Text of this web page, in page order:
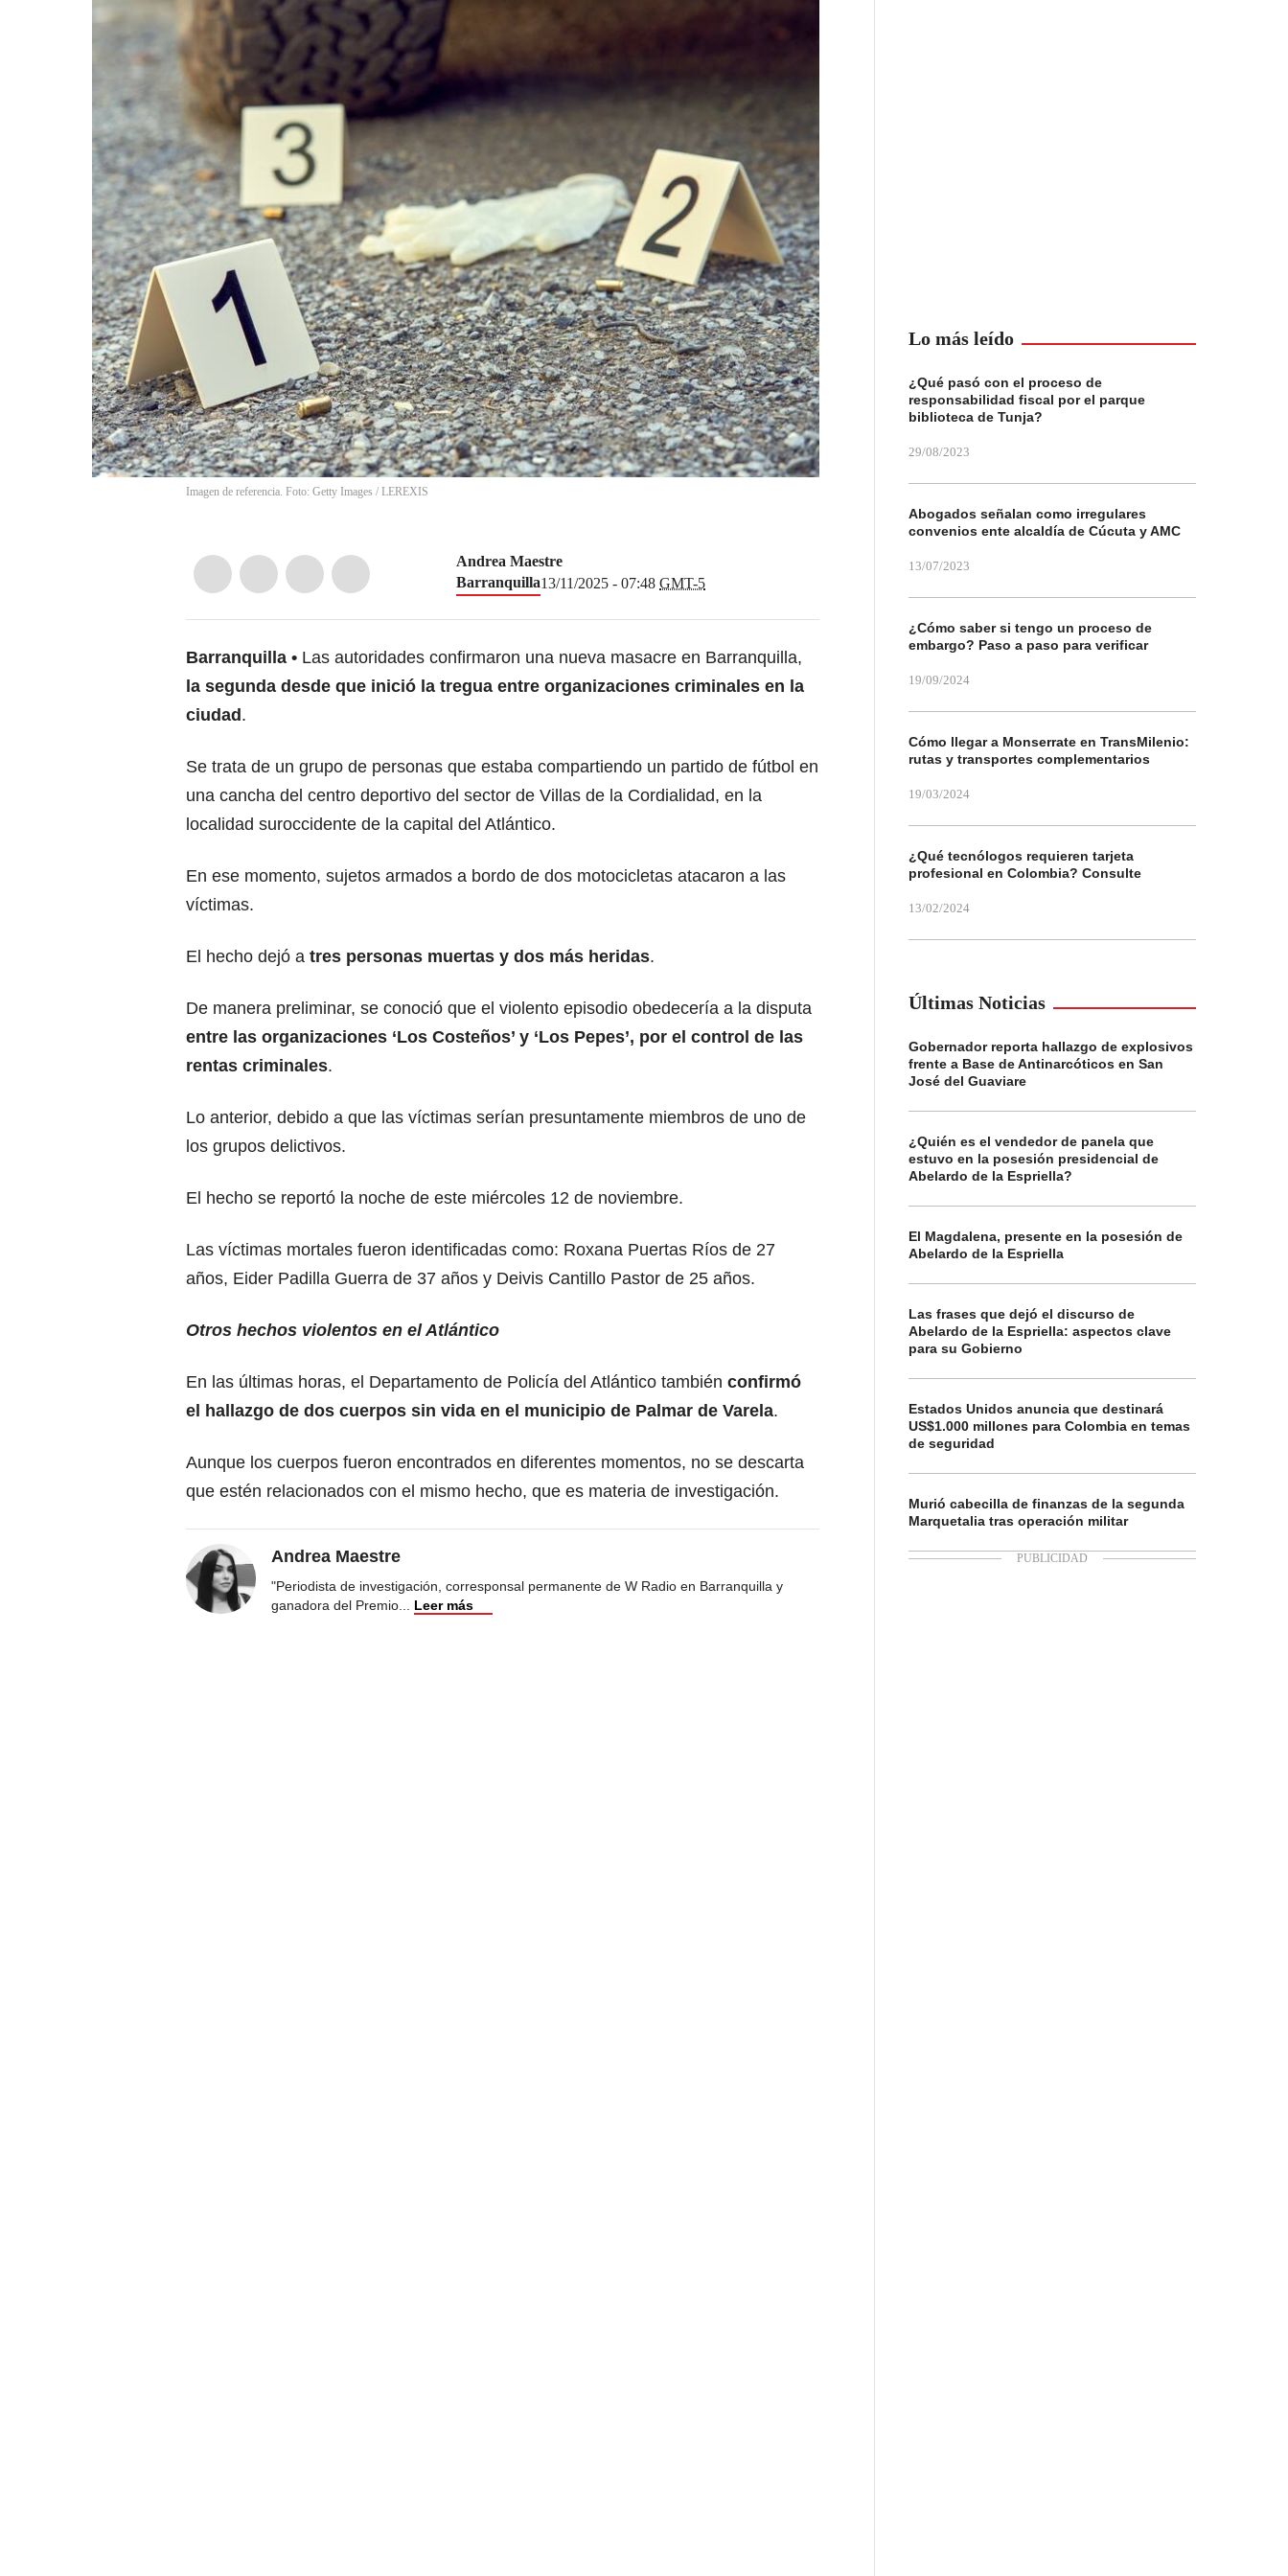
Imagen de referencia. Foto: Getty Images / LEREXIS
Andrea Maestre
Barranquilla13/11/2025 - 07:48 GMT-5
Barranquilla
Las autoridades confirmaron una nueva masacre en Barranquilla,
la segunda desde que inició la tregua entre organizaciones criminales en la
ciudad .
Se trata de un grupo de personas que estaba compartiendo un partido de fútbol en
una cancha del centro deportivo del sector de Villas de la Cordialidad, en la
localidad suroccidente de la capital del Atlántico.
En ese momento, sujetos armados a bordo de dos motocicletas atacaron a las
víctimas.
El hecho dejó a tres personas muertas y dos más heridas.
De manera preliminar, se conoció que el violento episodio obedecería a la disputa
entre las organizaciones ‘Los Costeños’ y ‘Los Pepes’, por el control de las
rentas criminales.
Lo anterior, debido a que las víctimas serían presuntamente miembros de uno de
los grupos delictivos.
El hecho se reportó la noche de este miércoles 12 de noviembre.
Las víctimas mortales fueron identificadas como: Roxana Puertas Ríos de 27
años, Eider Padilla Guerra de 37 años y Deivis Cantillo Pastor de 25 años.
Otros hechos violentos en el Atlántico
En las últimas horas, el Departamento de Policía del Atlántico también confirmó
el hallazgo de dos cuerpos sin vida en el municipio de Palmar de Varela.
Aunque los cuerpos fueron encontrados en diferentes momentos, no se descarta
que estén relacionados con el mismo hecho, que es materia de investigación.
Andrea Maestre
"Periodista de investigación, corresponsal permanente de W Radio en Barranquilla y
ganadora del Premio... Leer más
Lo más leído
¿Qué pasó con el proceso de
responsabilidad fiscal por el parque
biblioteca de Tunja?
29/08/2023
Abogados señalan como irregulares
convenios ente alcaldía de Cúcuta y AMC
13/07/2023
¿Cómo saber si tengo un proceso de
embargo? Paso a paso para verificar
19/09/2024
Cómo llegar a Monserrate en TransMilenio:
rutas y transportes complementarios
19/03/2024
¿Qué tecnólogos requieren tarjeta
profesional en Colombia? Consulte
13/02/2024
Últimas Noticias
Gobernador reporta hallazgo de explosivos
frente a Base de Antinarcóticos en San
José del Guaviare
¿Quién es el vendedor de panela que
estuvo en la posesión presidencial de
Abelardo de la Espriella?
El Magdalena, presente en la posesión de
Abelardo de la Espriella
Las frases que dejó el discurso de
Abelardo de la Espriella: aspectos clave
para su Gobierno
Estados Unidos anuncia que destinará
US$1.000 millones para Colombia en temas
de seguridad
Murió cabecilla de finanzas de la segunda
Marquetalia tras operación militar